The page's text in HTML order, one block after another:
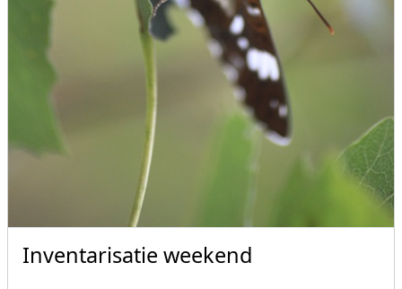
Inventarisatie weekend